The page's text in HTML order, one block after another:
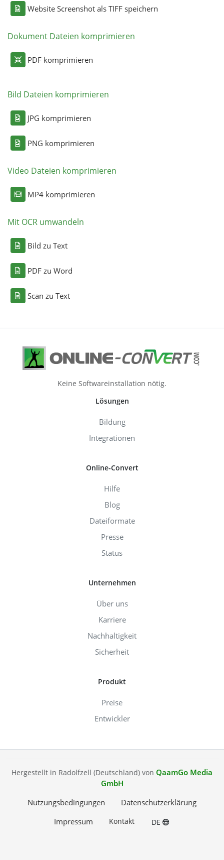
Website Screenshot als TIFF speichern
Dokument Dateien komprimieren
PDF komprimieren
Bild Dateien komprimieren
JPG komprimieren
PNG komprimieren
Video Dateien komprimieren
MP4 komprimieren
Mit OCR umwandeln
Bild zu Text
PDF zu Word
Scan zu Text
Keine Softwareinstallation nötig.
Lösungen
Bildung
Integrationen
Online-Convert
Hilfe
Blog
Dateiformate
Presse
Status
Unternehmen
Über uns
Karriere
Nachhaltigkeit
Sicherheit
Produkt
Preise
Entwickler
Hergestellt in Radolfzell (Deutschland) von QaamGo Media
GmbH
Nutzungsbedingungen
Datenschutzerklärung
Impressum
Kontakt DE